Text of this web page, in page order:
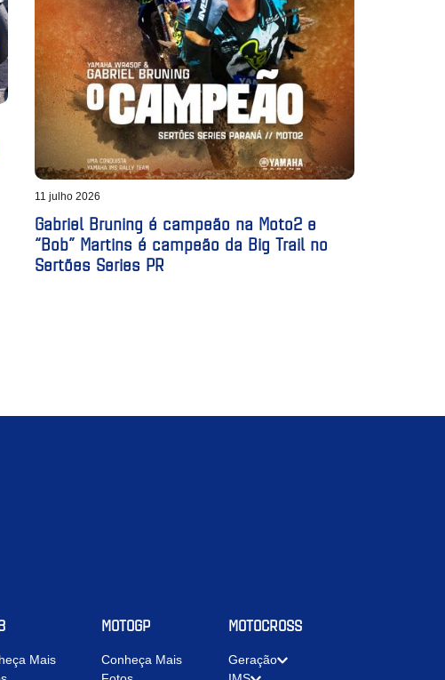
11 julho 2026
Gabriel Bruning é campeão na Moto2 e
“Bob” Martins é campeão da Big Trail no
Sertões Series PR
Mais
MOTOGP
Conheça Mais
MOTOCROSS
Geração